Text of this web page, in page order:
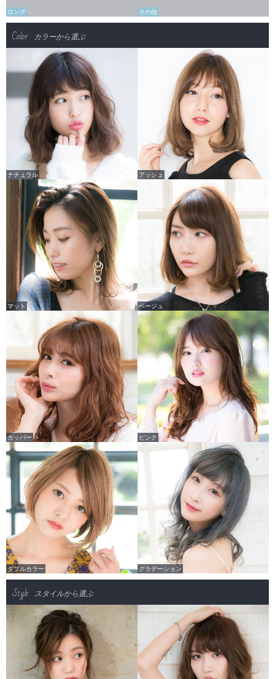
ロング その他
Color カラーから選ぶ
ナチュラル アッシュ
マット ベージュ
カッパー ピンク
ダブルカラー グラデーション
Style スタイルから選ぶ